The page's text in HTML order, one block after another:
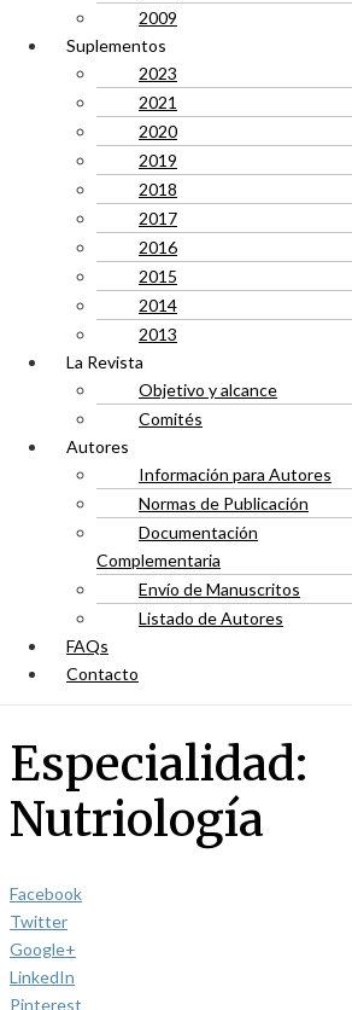
2009
Suplementos
2023
2021
2020
2019
2018
2017
2016
2015
2014
2013
La Revista
Objetivo y alcance
Comités
Autores
Información para Autores
Normas de Publicación
Documentación
Complementaria
Envío de Manuscritos
Listado de Autores
FAQs
Contacto
Especialidad:
Nutriología
Facebook
Twitter
Google+
LinkedIn
Pinterest